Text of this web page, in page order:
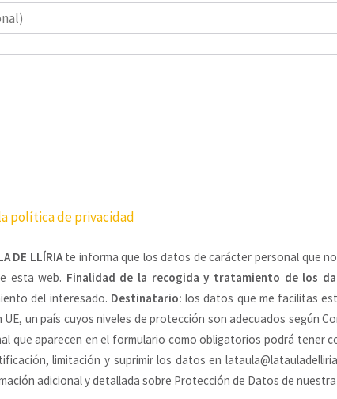
política de privacidad
DE LLÍRIAte informa que los datos de carácter personal que
esta web. Finalidad de la recogida y tratamiento de los
del interesado. Destinatario: los datos que me facilitas
UE, un país cuyos niveles de protección son adecuados según
que aparecen en el formulario como obligatorios podrá tener
limitación y suprimir los datos en
adicional y detallada sobre Protección de Datos de